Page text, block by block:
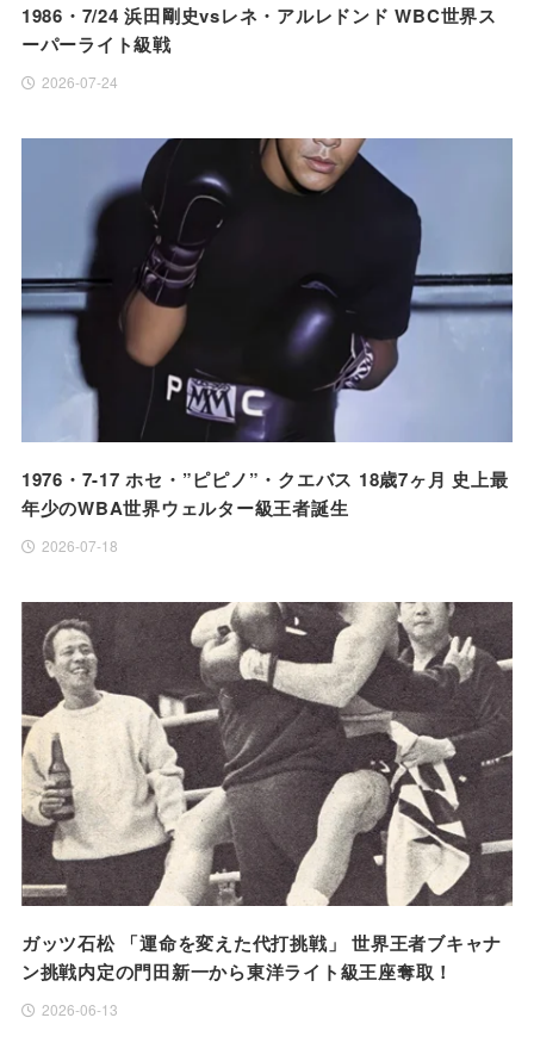
1986・7/24 浜田剛史vsレネ・アルレドンド WBC世界ス
ーパーライト級戦
2026-07-24
1976・7-17 ホセ・”ピピノ”・クエバス 18歳7ヶ月 史上最
年少のWBA世界ウェルター級王者誕生
2026-07-18
ガッツ石松 「運命を変えた代打挑戦」 世界王者ブキャナ
ン挑戦内定の門田新一から東洋ライト級王座奪取！
2026-06-13